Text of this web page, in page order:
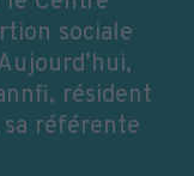
sociale
résident
référente